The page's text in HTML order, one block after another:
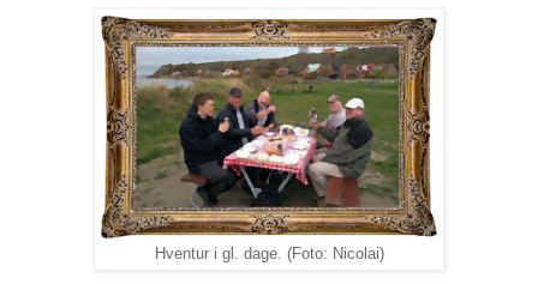
Hventur i gl. dage. (Foto: Nicolai)